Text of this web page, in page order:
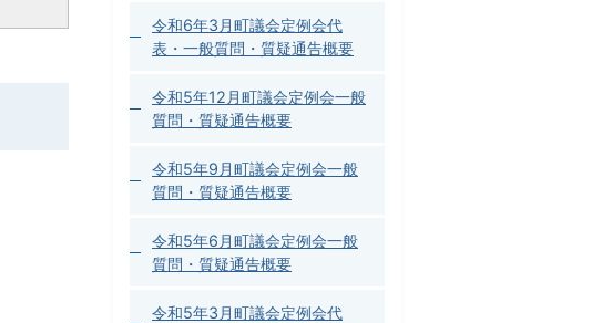
令和6年3月町議会定例会代
表・一般質問・質疑通告概要
令和5年12月町議会定例会一般
質問・質疑通告概要
令和5年9月町議会定例会一般
質問・質疑通告概要
令和5年6月町議会定例会一般
質問・質疑通告概要
令和5年3月町議会定例会代